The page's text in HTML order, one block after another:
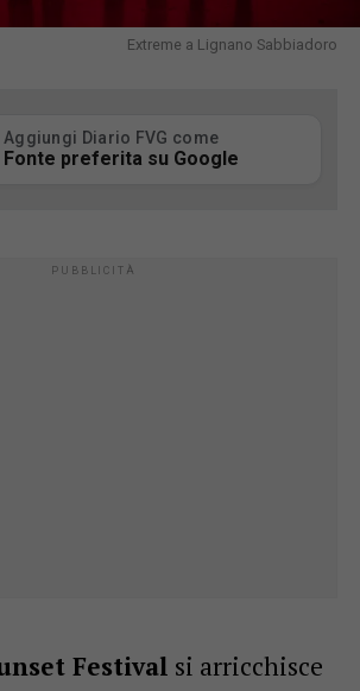
Extreme a Lignano Sabbiadoro
Aggiungi Diario FVG come
Fonte preferita su Google
Festival si arricchisce